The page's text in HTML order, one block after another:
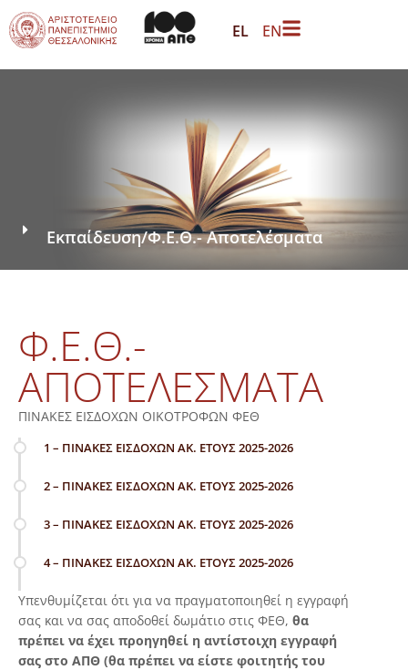
EL EN
Εκπαίδευση/Φ.Ε.Θ.- Αποτελέσματα
Φ.Ε.Θ.-
ΑΠΟΤΕΛΈΣΜΑΤΑ
ΠΙΝΑΚΕΣ ΕΙΣΔΟΧΩΝ ΟΙΚΟΤΡΟΦΩΝ ΦΕΘ
1 – ΠΙΝΑΚΕΣ ΕΙΣΔΟΧΩΝ ΑΚ. ΕΤΟΥΣ 2025-2026
2 – ΠΙΝΑΚΕΣ ΕΙΣΔΟΧΩΝ ΑΚ. ΕΤΟΥΣ 2025-2026
3 – ΠΙΝΑΚΕΣ ΕΙΣΔΟΧΩΝ ΑΚ. ΕΤΟΥΣ 2025-2026
4 – ΠΙΝΑΚΕΣ ΕΙΣΔΟΧΩΝ ΑΚ. ΕΤΟΥΣ 2025-2026
Υπενθυμίζεται ότι για να πραγματοποιηθεί η εγγραφή
σας και να σας αποδοθεί δωμάτιο στις ΦΕΘ, θα
πρέπει να έχει προηγηθεί η αντίστοιχη εγγραφή
σας στο ΑΠΘ (θα πρέπει να είστε φοιτητής του